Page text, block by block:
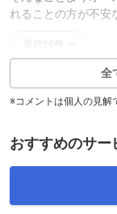
れることの方が不安
全
※コメントは個人の見解
おすすめのサー